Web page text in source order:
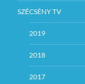
SZÉCSÉNY TV
2019
2018
2017